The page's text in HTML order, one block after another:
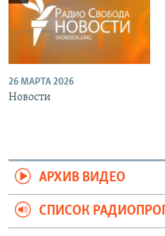
26 МАРТА 2026
Новости
АРХИВ ВИДЕО
СПИСОК